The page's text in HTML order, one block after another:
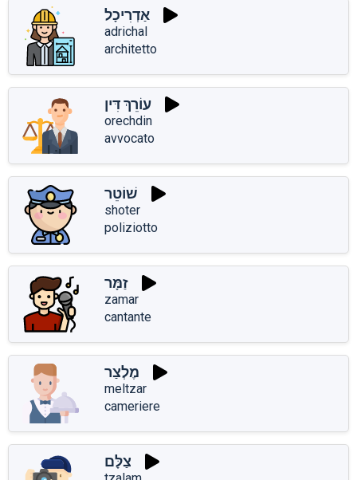
אַדְרִיכָל
adrichal
architetto
עוֹרֵךְ דִּין
orechdin
avvocato
שׁוֹטֵר
shoter
poliziotto
זַמָּר
zamar
cantante
מֶלְצַר
meltzar
cameriere
צַלָּם